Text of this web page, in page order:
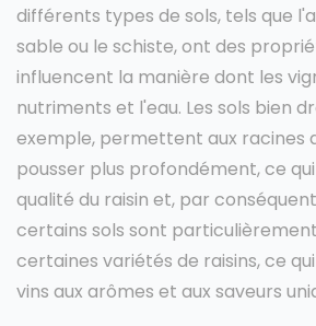
différents types de sols, tels que
sable ou le schiste, ont des
influencent la manière dont les
nutriments et l'eau. Les sols bien
exemple, permettent aux racines
pousser plus profondément, ce
qualité du raisin et, par
certains sols sont
certaines variétés de raisins, ce
vins aux arômes et aux saveurs